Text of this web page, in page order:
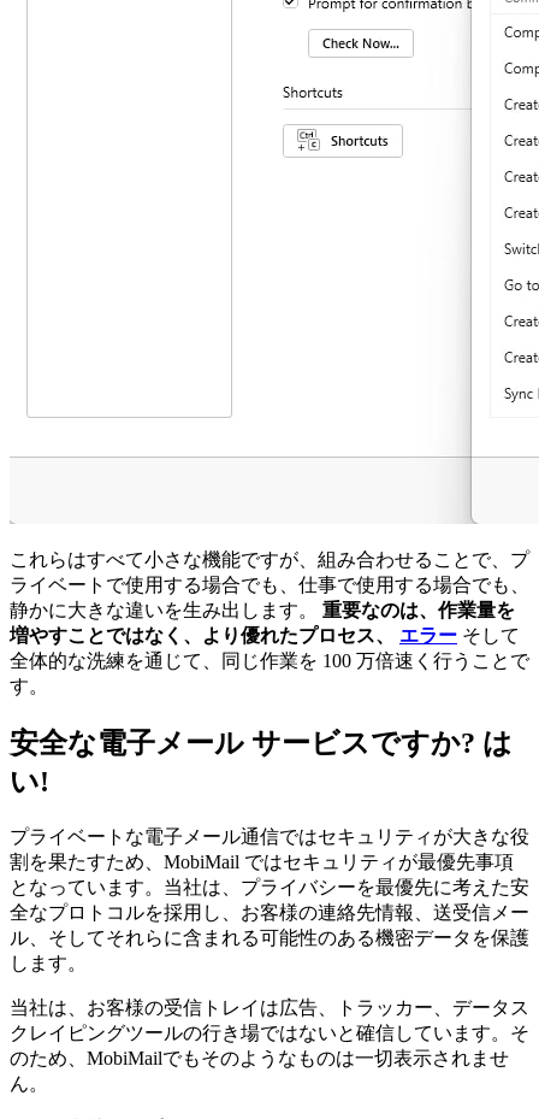
これらはすべて小さな機能ですが、組み合わせることで、プ
ライベートで使用する場合でも、仕事で使用する場合でも、
静かに大きな違いを生み出します。 重要なのは、作業量を
増やすことではなく、より優れたプロセス、 エラー そして
全体的な洗練を通じて、同じ作業を 100 万倍速く行うことで
す。
安全な電子メール サービスですか? は
い!
プライベートな電子メール通信ではセキュリティが大きな役
割を果たすため、MobiMail ではセキュリティが最優先事項
となっています。当社は、プライバシーを最優先に考えた安
全なプロトコルを採用し、お客様の連絡先情報、送受信メー
ル、そしてそれらに含まれる可能性のある機密データを保護
します。
当社は、お客様の受信トレイは広告、トラッカー、データス
クレイピングツールの行き場ではないと確信しています。そ
のため、MobiMailでもそのようなものは一切表示されませ
ん。